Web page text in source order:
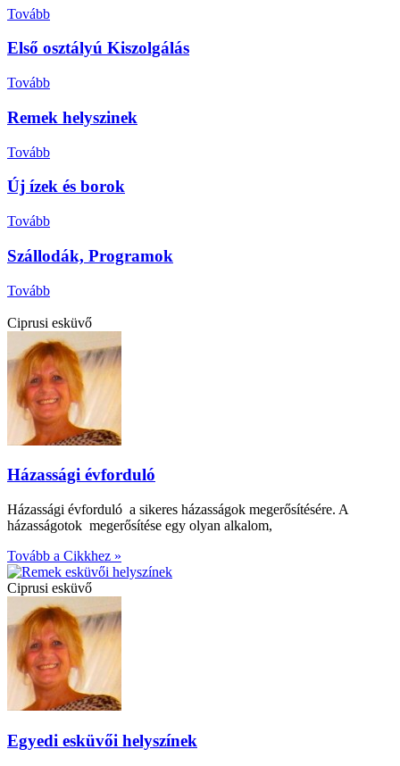
Tovább
Első osztályú Kiszolgálás
Tovább
Remek helyszinek
Tovább
Új ízek és borok
Tovább
Szállodák, Programok
Tovább
Ciprusi esküvő
Házassági évforduló
Házassági évforduló a sikeres házasságok megerősítésére. A
házasságotok megerősítése egy olyan alkalom,
Tovább a Cikkhez »
Ciprusi esküvő
Egyedi esküvői helyszínek